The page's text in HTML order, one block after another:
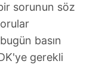
sorunun söz
basın
gerekli